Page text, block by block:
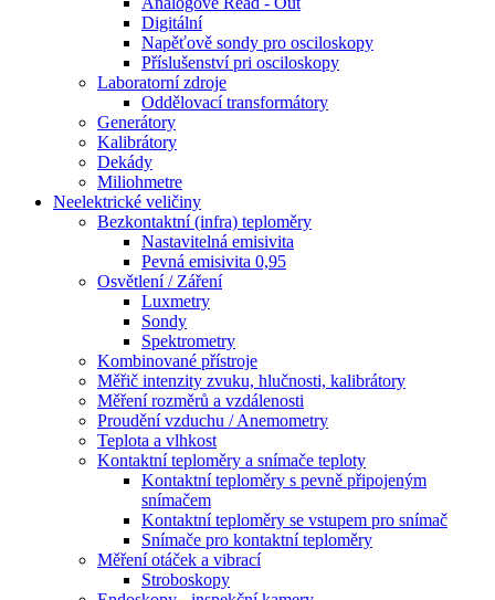
Digitální
Napěťově sondy pro osciloskopy
Příslušenství pri osciloskopy
Laboratorní zdroje
Oddělovací transformátory
Generátory
Kalibrátory
Dekády
Miliohmetre
Neelektrické veličiny
Bezkontaktní (infra) teploměry
Nastavitelná emisivita
Pevná emisivita 0,95
Osvětlení / Záření
Luxmetry
Sondy
Spektrometry
Kombinované přístroje
Měřič intenzity zvuku, hlučnosti, kalibrátory
Měření rozměrů a vzdálenosti
Proudění vzduchu / Anemometry
Teplota a vlhkost
Kontaktní teploměry a snímače teploty
Kontaktní teploměry s pevně připojeným
snímačem
Kontaktní teploměry se vstupem pro snímač
Snímače pro kontaktní teploměry
Měření otáček a vibrací
Stroboskopy